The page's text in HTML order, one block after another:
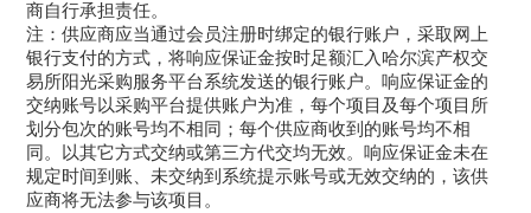
商自行承担责任。
注：供应商应当通过会员注册时绑定的银行账户，采取网上
银行支付的方式，将响应保证金按时足额汇入哈尔滨产权交
易所阳光采购服务平台系统发送的银行账户。响应保证金的
交纳账号以采购平台提供账户为准，每个项目及每个项目所
划分包次的账号均不相同；每个供应商收到的账号均不相
同。以其它方式交纳或第三方代交均无效。响应保证金未在
规定时间到账、未交纳到系统提示账号或无效交纳的，该供
应商将无法参与该项目。